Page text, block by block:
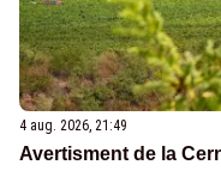
4 aug. 2026, 21:49
Avertisment de la